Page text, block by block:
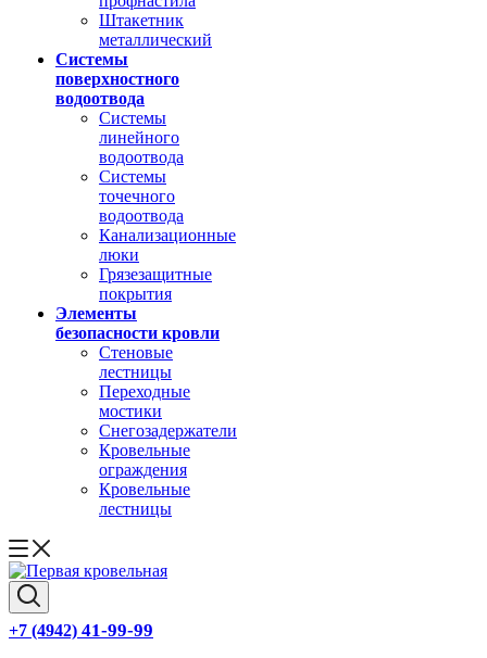
Штакетник
металлический
Системы
поверхностного
водоотвода
Системы
линейного
водоотвода
Системы
точечного
водоотвода
Канализационные
люки
Грязезащитные
покрытия
Элементы
безопасности кровли
Стеновые
лестницы
Переходные
мостики
Снегозадержатели
Кровельные
ограждения
Кровельные
лестницы
+7 (4942) 41-99-99